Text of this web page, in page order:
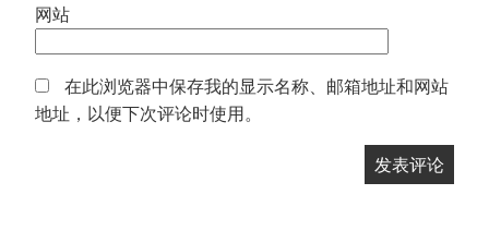
网站
在此浏览器中保存我的显示名称、邮箱地址和网站
地址，以便下次评论时使用。